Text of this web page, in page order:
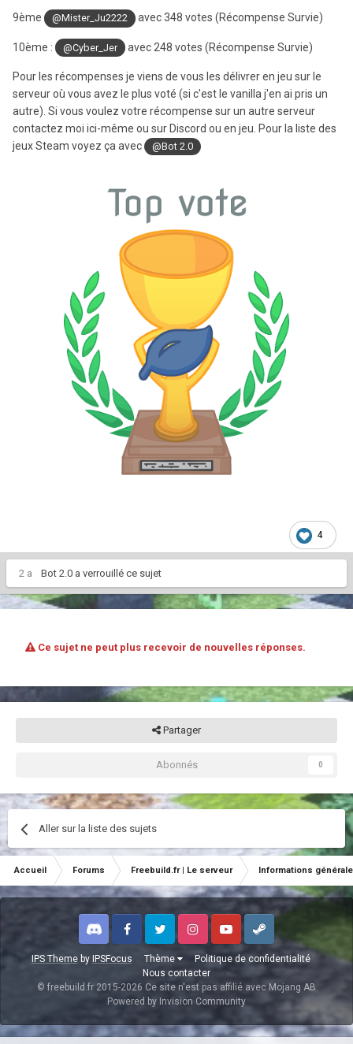
9ème @Mister_Ju2222 avec 348 votes(Récompense Survie)
10ème : @Cyber_Jer avec 248 votes(Récompense Survie)
Pour les récompenses je viens de vous les délivrer en jeu sur le
serveur où vous avez le plus voté (si c'est le vanilla j'en ai pris un
autre). Si vous voulez votre récompense sur un autre serveur
contactez moi ici-même ou sur Discord ou en jeu. Pour la liste des
jeux Steam voyez ça avec
@Bot 2.0
4
2 a Bot 2.0 a verrouillé ce sujet
Ce sujet ne peut plus recevoir de nouvelles réponses.
Partager
Abonnés 0
Aller sur la liste des sujets
Accueil Forums Freebuild.fr | Le serveur Informations
IPS Themeby IPSFocus Thème
Politique de confidentialité
Nous contacter
Discord FacebookTwitter InstagramYoutubeSteam
© freebuild.fr 2015-2026 Ce site n'est pas affilié avec Mojang AB
Powered by Invision Community